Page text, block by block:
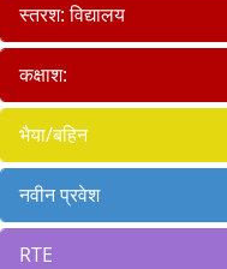
स्तरश: विद्यालय
कक्षाश:
भैया/बहिन
नवीन प्रवेश
RTE